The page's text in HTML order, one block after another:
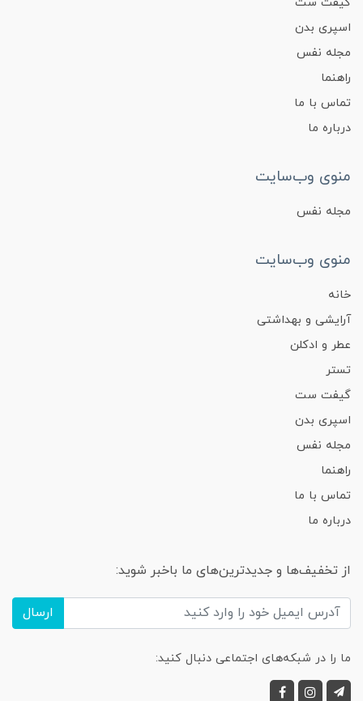
اسپری بدن
مجله نفس
راهنما
تماس با ما
درباره ما
منوی وب‌سایت
مجله نفس
منوی وب‌سایت
خانه
آرایشی و بهداشتی
عطر و ادکلن
تستر
گیفت ست
اسپری بدن
مجله نفس
راهنما
تماس با ما
درباره ما
از تخفیف‌ها و جدیدترین‌های ما باخبر شوید:
ارسال
ما را در شبکه‌های اجتماعی دنبال کنید: